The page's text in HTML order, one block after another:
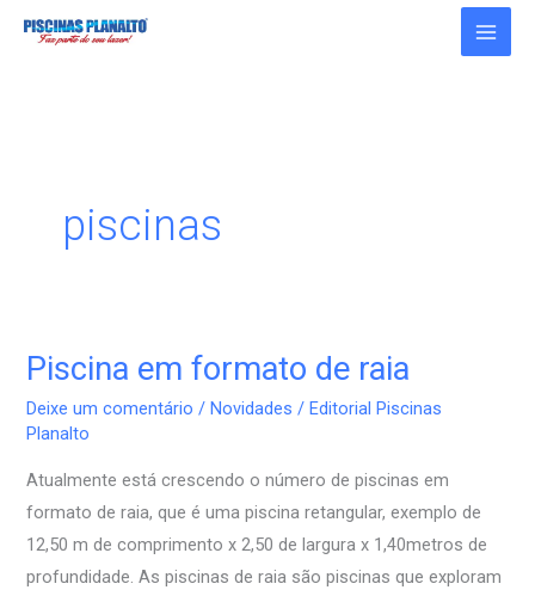
piscinas
Piscina em formato de raia
Deixe um comentário /Novidades /Editorial Piscinas
Planalto
Atualmente está crescendo o número de piscinas em
formato de raia, que é uma piscina retangular, exemplo de
12,50 m de comprimento x 2,50 de largura x 1,40metros de
profundidade. As piscinas de raia são piscinas que exploram
Piscina
formato
raia